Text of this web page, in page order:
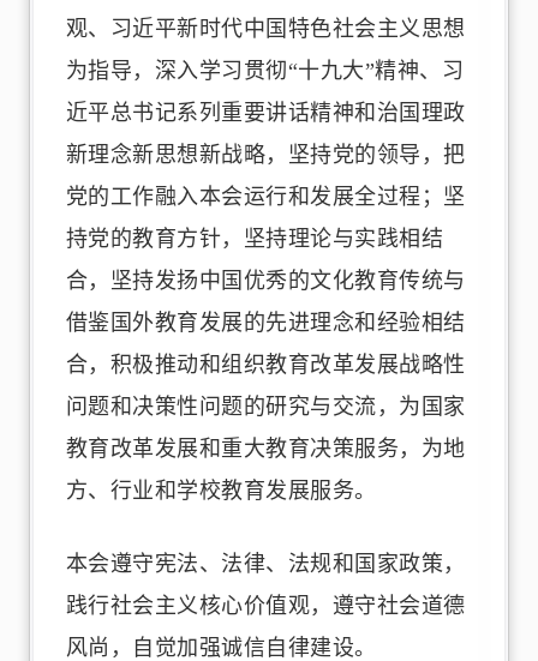
观、习近平新时代中国特色社会主义思想
为指导，深入学习贯彻“十九大”精神、习
近平总书记系列重要讲话精神和治国理政
新理念新思想新战略，坚持党的领导，把
党的工作融入本会运行和发展全过程；坚
持党的教育方针，坚持理论与实践相结
合，坚持发扬中国优秀的文化教育传统与
借鉴国外教育发展的先进理念和经验相结
合，积极推动和组织教育改革发展战略性
问题和决策性问题的研究与交流，为国家
教育改革发展和重大教育决策服务，为地
方、行业和学校教育发展服务。
本会遵守宪法、法律、法规和国家政策，
践行社会主义核心价值观，遵守社会道德
风尚，自觉加强诚信自律建设。